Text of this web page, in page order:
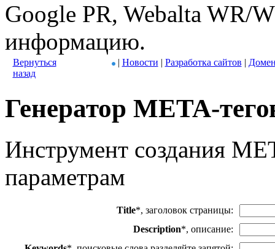
Google PR, Webalta WR/
информацию.
Вернуться
назад
| Новости | Разработка сайтов |
Генератор META-
Инструмент создания
параметрам
Title*, заголовок страницы:
Description*, описание: